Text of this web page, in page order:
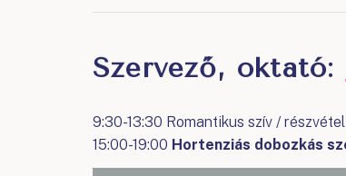
Szervező, oktató:
9:30-13:30 Romantikus szív /
15:00-19:00 Hortenziás dobozkás